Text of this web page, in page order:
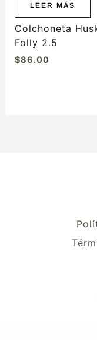
LEER MÁS
Colchoneta
Folly 2.5
$86.00